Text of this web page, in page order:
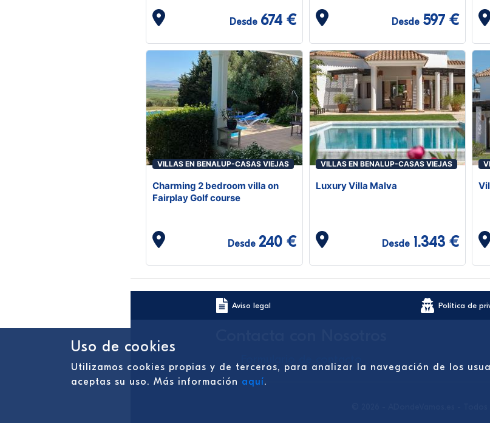
Desde 674 € Desde 597 €
VILLAS EN BENALUP-CASAS VIEJAS
Charming 2 bedroom villa on
Fairplay Golf course
Desde 240 €
VILLAS EN BENALUP-CASAS VIEJAS
Luxury Villa Malva
Desde 1.343 €
Aviso legal Política de
Uso de cookies
Utilizamos cookies propias y de terceros, para analizar la navegación de los
aceptas su uso. Más información aquí.